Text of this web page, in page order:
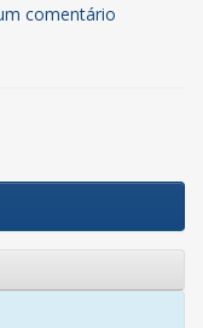
comentário